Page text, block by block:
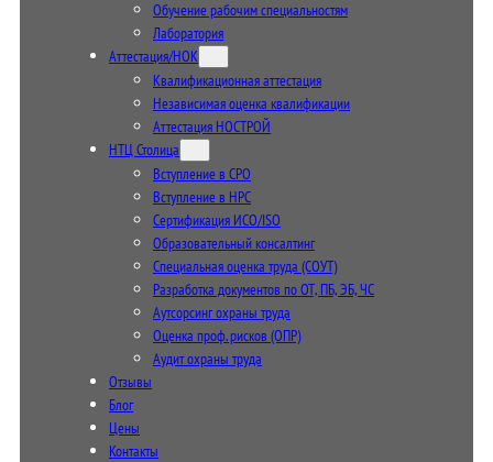
Обучение рабочим специальностям
Лаборатория
Аттестация/НОК
Квалификационная аттестация
Независимая оценка квалификации
Аттестация НОСТРОЙ
НТЦ Столица
Вступление в СРО
Вступление в НРС
Сертификация ИСО/ISO
Образовательный консалтинг
Специальная оценка труда (СОУТ)
Разработка документов по ОТ, ПБ, ЭБ, ЧС
Аутсорсинг охраны труда
Оценка проф. рисков (ОПР)
Аудит охраны труда
Отзывы
Блог
Цены
Контакты